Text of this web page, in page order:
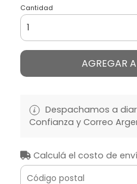
Cantidad
AGREGAR
Despachamos a
Confianza y Correo
Calculá el costo de